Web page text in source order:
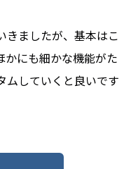
きましたが、基本はこ
かにも細かな機能がた
ムしていくと良いです